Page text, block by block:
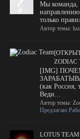
Мы команда,
только
Автор темы:
[ОТКРЫТ
ZODIAC
[IMG]
(как
Веди...
Автор темы:
Предлагаю
LOTUS